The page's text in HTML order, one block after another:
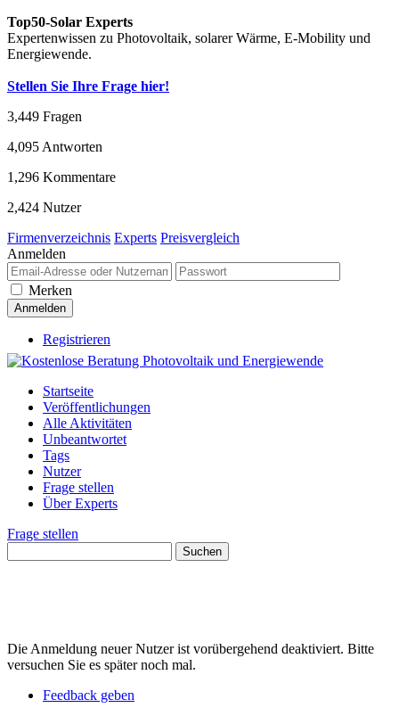
Top50-Solar Experts
Expertenwissen zu Photovoltaik, solarer Wärme, E-Mobility und
Energiewende.
Stellen Sie Ihre Frage hier!
3,449 Fragen
4,095 Antworten
1,296 Kommentare
2,424 Nutzer
Firmenverzeichnis Experts Preisvergleich
Anmelden
Merken
Registrieren
Startseite
Veröffentlichungen
Alle Aktivitäten
Unbeantwortet
Tags
Nutzer
Frage stellen
Über Experts
Frage stellen
Die Anmeldung neuer Nutzer ist vorübergehend deaktiviert. Bitte
versuchen Sie es später noch mal.
Feedback geben